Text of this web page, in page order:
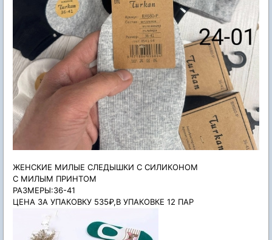
ЖЕНСКИЕ МИЛЫЕ СЛЕДЫШКИ С СИЛИКОНОМ
С МИЛЫМ ПРИНТОМ
РАЗМЕРЫ:36-41
ЦЕНА ЗА УПАКОВКУ 535₽,В УПАКОВКЕ 12 ПАР